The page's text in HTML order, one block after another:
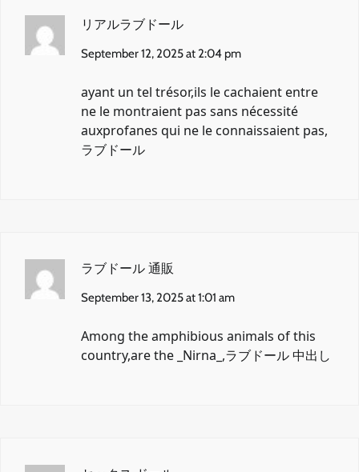
リアルラブドール
September 12, 2025 at 2:04 pm
ayant un tel trésor,ils le cachaient entre
ne le montraient pas sans nécessité
auxprofanes qui ne le connaissaient pas,
ラブドール
ラブドール 通販
September 13, 2025 at 1:01 am
Among the amphibious animals of this
country,are the _Nirna_,ラブドール 中出し